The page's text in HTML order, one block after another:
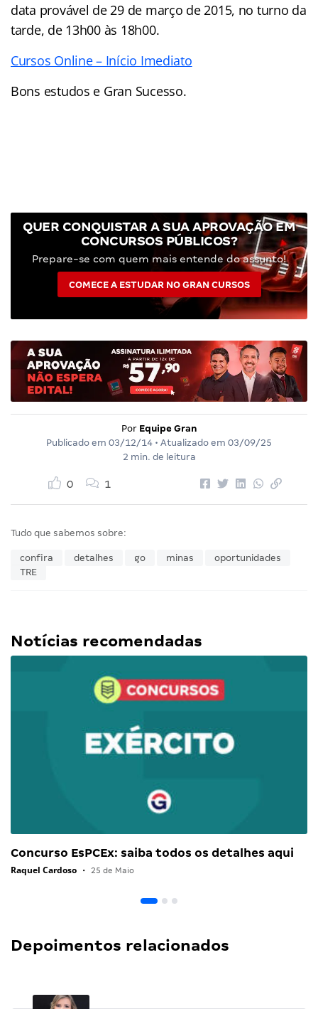
data provável de 29 de março de 2015, no turno da
tarde, de 13h00 às 18h00.
Cursos Online – Início Imediato
Bons estudos e Gran Sucesso.
QUER CONQUISTAR A SUA APROVAÇÃO EM
CONCURSOS PÚBLICOS?
Prepare-se com quem mais entende do assunto!
COMECE A ESTUDAR NO GRAN CURSOS
Por Equipe Gran
Publicado em 03/12/14 • Atualizado em 03/09/25
2 min. de leitura
0 1
Tudo que sabemos sobre:
confira detalhes go minas
oportunidades
TRE
Notícias recomendadas
Concurso EsPCEx: saiba todos os detalhes aqui
Raquel Cardoso • 25 de Maio
Depoimentos relacionados